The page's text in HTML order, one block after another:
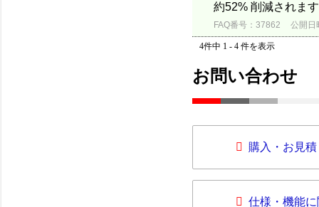
約52% 削減されま
FAQ番号：37862 公開日
4件中 1 - 4 件を表示
お問い合わせ
購入・お見
仕様・機能